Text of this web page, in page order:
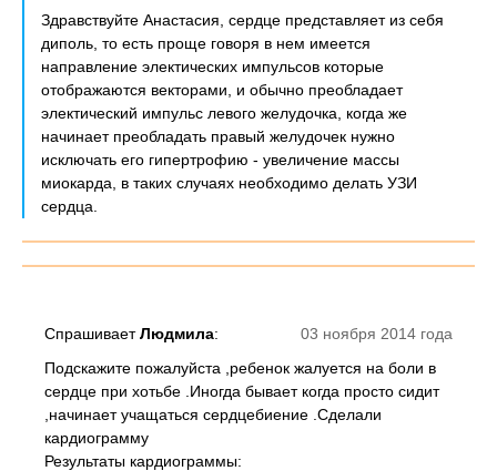
Здравствуйте Анастасия, сердце представляет из себя
диполь, то есть проще говоря в нем имеется
направление электических импульсов которые
отображаются векторами, и обычно преобладает
электический импульс левого желудочка, когда же
начинает преобладать правый желудочек нужно
исключать его гипертрофию - увеличение массы
миокарда, в таких случаях необходимо делать УЗИ
сердца.
03 ноября 2014 года
СпрашиваетЛюдмила:
Подскажите пожалуйста ,ребенок жалуется на боли в
сердце при хотьбе .Иногда бывает когда просто сидит
,начинает учащаться сердцебиение .Сделали
кардиограмму
Результаты кардиограммы: